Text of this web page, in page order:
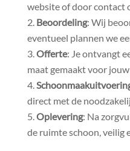
website of door contact
Beoordeling: Wij
eventueel plannen we
Offerte: Je ontvangt
maat gemaakt voor
direct met de
Oplevering: Na
de ruimte schoon, veilig